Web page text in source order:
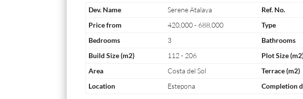
Dev. Name Serene Atalaya Ref. No.
Price from
420,000 - 688,000 Type
Bedrooms
3 Bathrooms
Build Size (m2)
112 - 206 Plot Size
Area
Costa del Sol Terrace (m2)
Location
Estepona Completion